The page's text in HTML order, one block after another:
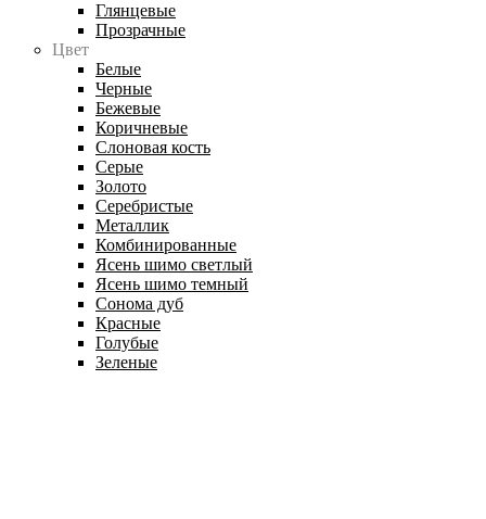
Глянцевые
Прозрачные
Цвет
Белые
Черные
Бежевые
Коричневые
Слоновая кость
Серые
Золото
Серебристые
Металлик
Комбинированные
Ясень шимо светлый
Ясень шимо темный
Сонома дуб
Красные
Голубые
Зеленые